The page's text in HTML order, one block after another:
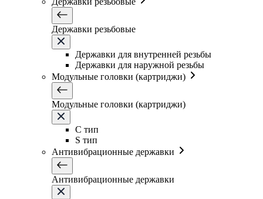
Державки резьбовые
Державки для внутренней резьбы
Державки для наружной резьбы
Модульные головки (картриджи)
Модульные головки (картриджи)
C тип
S тип
Антивибрационные державки
Антивибрационные державки